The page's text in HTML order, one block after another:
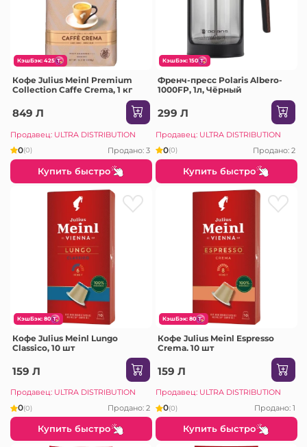
КэшБэк: 425
Кофе Julius Meinl Premium
Collection Caffe Crema, 1 кг
849 Л
Продавец: ULTRA DISTRIBUTION
0(0) Продано: 3
Купить быстро
КэшБэк: 150
Френч-пресс Polaris Albero-
1000FP, 1л, Чёрный
299 Л
Продавец: ULTRA DISTRIBUTION
0(0) Продано: 2
Купить быстро
КэшБэк: 80
Кофе Julius Meinl Lungo
Classico, 10 шт
159 Л
Продавец: ULTRA DISTRIBUTION
0(0) Продано: 2
Купить быстро
КэшБэк: 80
Кофе Julius Meinl Espresso
Crema. 10 шт
159 Л
Продавец: ULTRA DISTRIBUTION
0(0) Продано: 1
Купить быстро